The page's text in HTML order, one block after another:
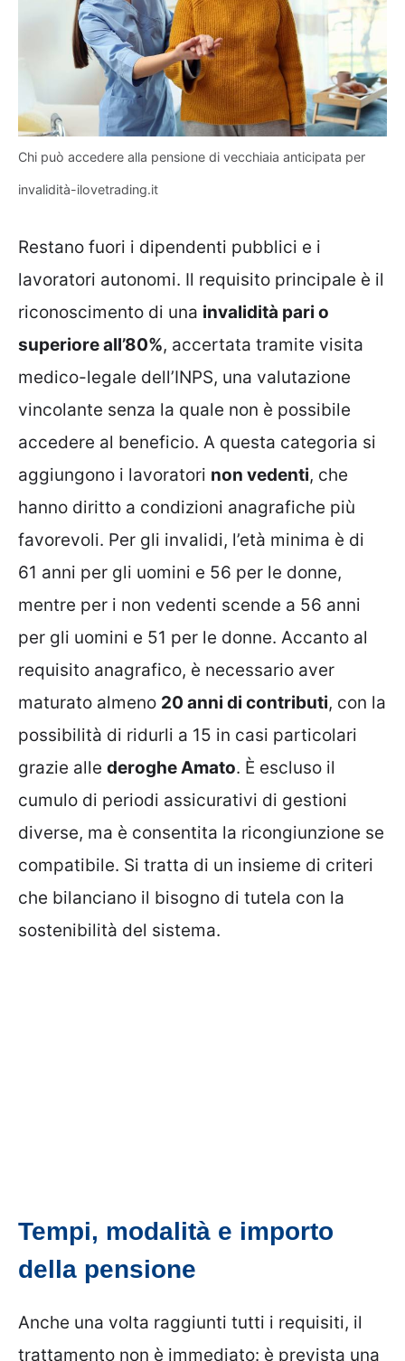
Chi può accedere alla pensione di vecchiaia anticipata per
invalidità-ilovetrading.it
Restano fuori i dipendenti pubblici e i
lavoratori autonomi. Il requisito principale è il
riconoscimento di una invalidità pari o
superiore all’80%, accertata tramite visita
medico-legale dell’INPS, una valutazione
vincolante senza la quale non è possibile
accedere al beneficio. A questa categoria si
aggiungono i lavoratori non vedenti, che
hanno diritto a condizioni anagrafiche più
favorevoli. Per gli invalidi, l’età minima è di
61 anni per gli uomini e 56 per le donne,
mentre per i non vedenti scende a 56 anni
per gli uomini e 51 per le donne. Accanto al
requisito anagrafico, è necessario aver
maturato almeno 20 anni di contributi, con la
possibilità di ridurli a 15 in casi particolari
grazie alle deroghe Amato. È escluso il
cumulo di periodi assicurativi di gestioni
diverse, ma è consentita la ricongiunzione se
compatibile. Si tratta di un insieme di criteri
che bilanciano il bisogno di tutela con la
sostenibilità del sistema.
Tempi, modalità e importo
della pensione
Anche una volta raggiunti tutti i requisiti, il
trattamento non è immediato: è prevista una